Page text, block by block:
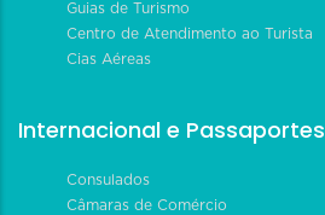
Guias de Turismo
Centro de Atendimento ao Turista
Cias Aéreas
Internacional e Passaportes
Consulados
Câmaras de Comércio